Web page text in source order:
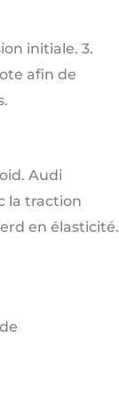
initiale. 3.
afin de
Audi
la traction
en élasticité.